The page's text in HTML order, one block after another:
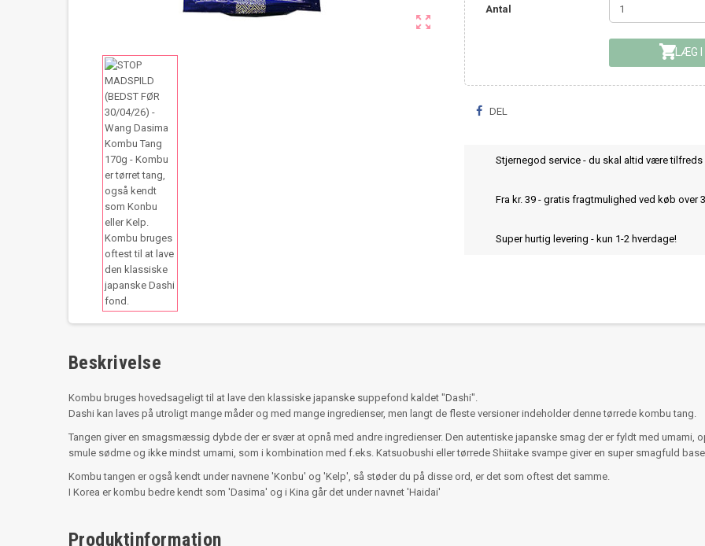

Antal
LÆG I
DEL
Stjernegod service - du skal altid være tilfreds
Fra kr. 39 - gratis fragtmulighed ved køb over
Super hurtig levering - kun 1-2 hverdage!
Beskrivelse
Kombu bruges hovedsageligt til at lave den klassiske japanske suppefond kaldet "Dashi".
Dashi kan laves på utroligt mange måder og med mange ingredienser, men langt de fleste versioner indeholder denne tørrede kombu tang.
Tangen giver en smagsmæssig dybde der er svær at opnå med andre ingredienser. Den autentiske japanske smag der er fyldt med umami,
smule sødme og ikke mindst umami, som i kombination med f.eks. Katsuobushi eller tørrede Shiitake svampe giver en super smagfuld
Kombu tangen er også kendt under navnene 'Konbu' og 'Kelp', så støder du på disse ord, er det som oftest det samme.
I Korea er kombu bedre kendt som 'Dasima' og i Kina går det under navnet 'Haidai'
Produktinformation